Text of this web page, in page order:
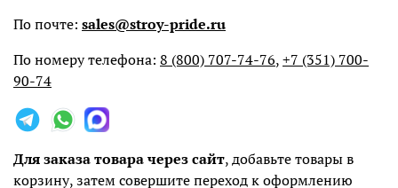
По почте: sales@stroy-pride.ru
По номеру телефона: 8 (800) 707-74-76,+7 (351) 700-
90-74
Для заказа товара через сайт, добавьте товары в
корзину, затем совершите переход к оформлению